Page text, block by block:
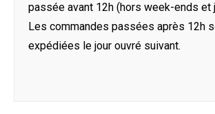
passée avant 12h (hors week-ends et
Les commandes passées après 12h
expédiées le jour ouvré suivant.